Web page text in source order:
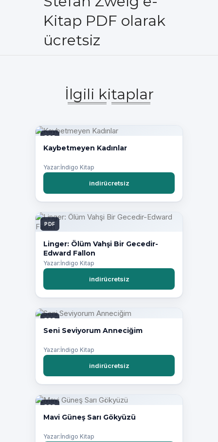
Kitap PDF olarak
ücretsiz
İlgili kitaplar
PDF
Kaybetmeyen Kadınlar
Yazar:İndigo Kitap
indirücretsiz
PDF
Linger: Ölüm Vahşi Bir Gecedir-
Edward Fallon
Yazar:İndigo Kitap
indirücretsiz
PDF
Seni Seviyorum Anneciğim
Yazar:İndigo Kitap
indirücretsiz
PDF
Mavi Güneş Sarı Gökyüzü
Yazar:İndigo Kitap